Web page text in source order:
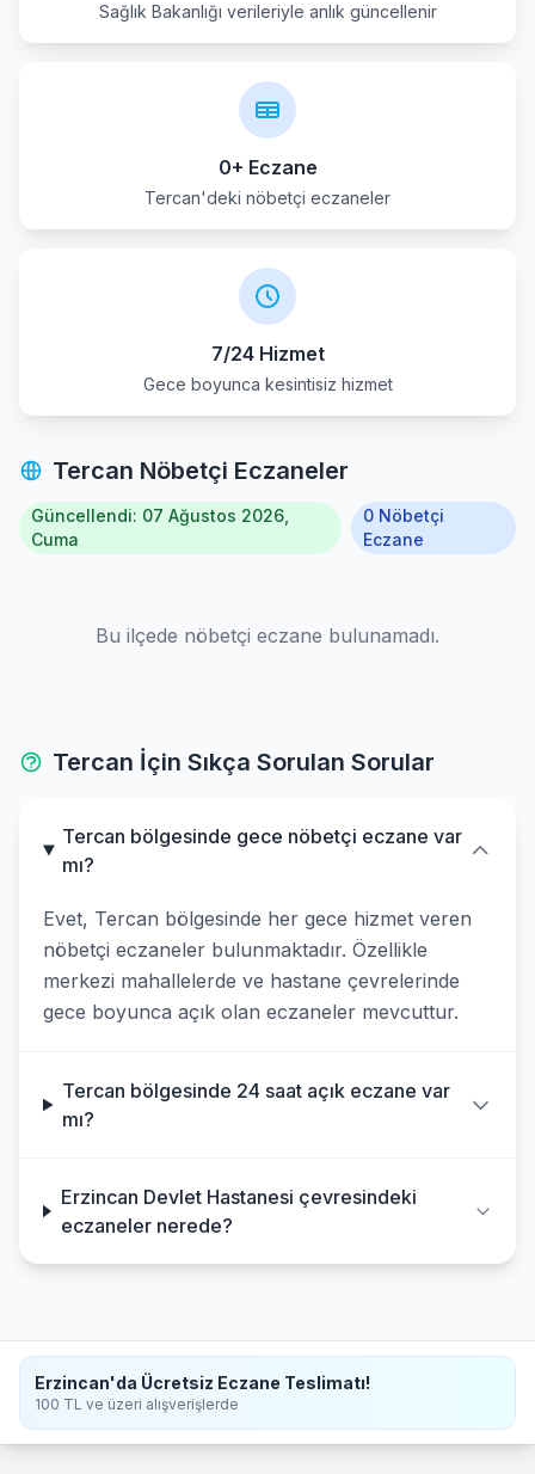
Sağlık Bakanlığı verileriyle anlık güncellenir
0+ Eczane
Tercan'deki nöbetçi eczaneler
7/24 Hizmet
Gece boyunca kesintisiz hizmet
Tercan Nöbetçi Eczaneler
Güncellendi: 07 Ağustos 2026,
Cuma
0 Nöbetçi
Eczane
Bu ilçede nöbetçi eczane bulunamadı.
Tercan İçin Sıkça Sorulan Sorular
Tercan bölgesinde gece nöbetçi eczane var
mı?
Evet, Tercan bölgesinde her gece hizmet veren
nöbetçi eczaneler bulunmaktadır. Özellikle
merkezi mahallelerde ve hastane çevrelerinde
gece boyunca açık olan eczaneler mevcuttur.
Tercan bölgesinde 24 saat açık eczane var
mı?
Erzincan Devlet Hastanesi çevresindeki
eczaneler nerede?
Erzincan'da Ücretsiz Eczane Teslimatı!
100 TL ve üzeri alışverişlerde